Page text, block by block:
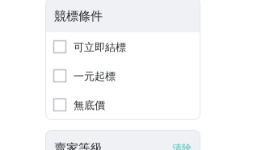
競標條件
可立即結標
一元起標
無底價
清除